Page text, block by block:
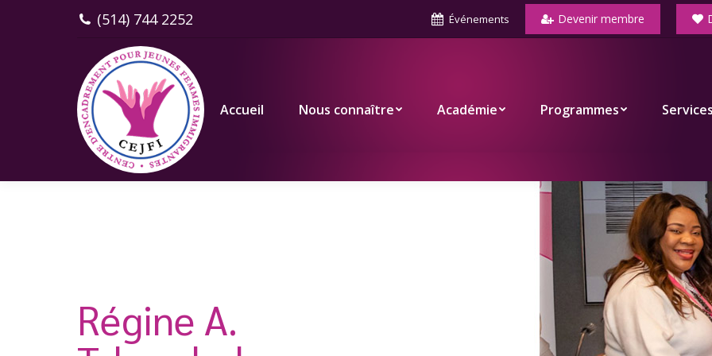
(514) 744 2252 Événements Devenir membre
Accueil Nous connaître Académie Programmes Services
Régine A.
Accueil Académie Programmes Services